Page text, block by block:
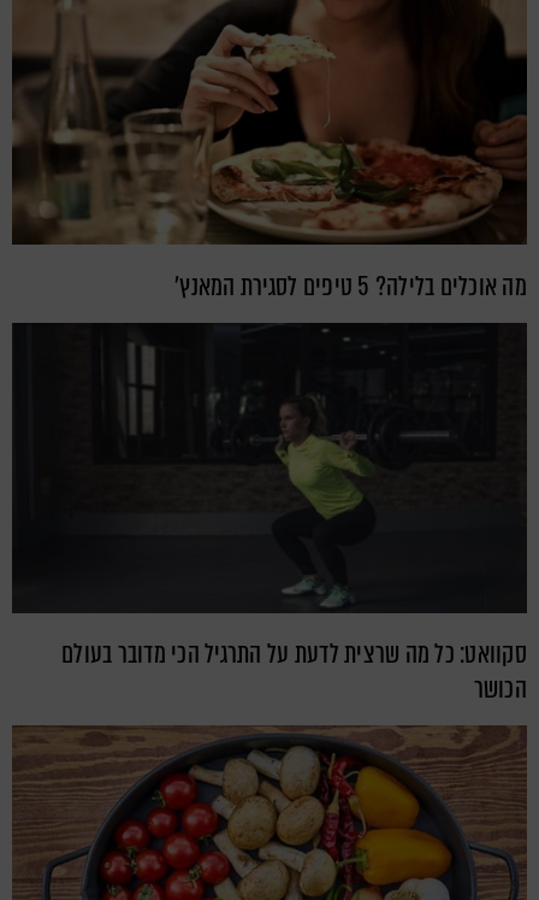
מה אוכלים בלילה? 5 טיפים לסגירת המאנץ'
סקוואט: כל מה שרצית לדעת על התרגיל הכי מדובר בעולם
הכושר